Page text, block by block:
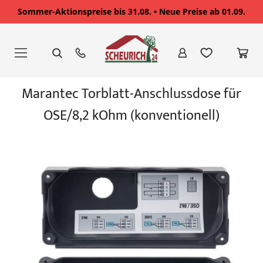
Sommer-Aktionspreise bis 31.08. • Neue Preise ab 01.09.
springen
Marantec Torblatt-Anschlussdose für
OSE/8,2 kOhm (konventionell)